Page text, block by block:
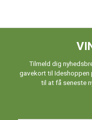
Tilmeld dig
gavekort til Ideshoppen
til at få seneste